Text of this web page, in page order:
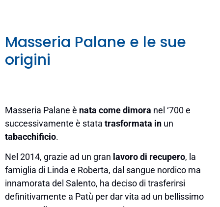
Masseria Palane e le sue
origini
Masseria Palane è nata come dimora nel ‘700 e
successivamente è stata trasformata in un
tabacchificio.
Nel 2014, grazie ad un gran lavoro di recupero, la
famiglia di Linda e Roberta, dal sangue nordico ma
innamorata del Salento, ha deciso di trasferirsi
definitivamente a Patù per dar vita ad un bellissimo